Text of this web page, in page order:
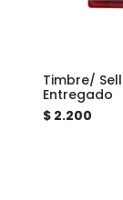
Timbre/
Entregado
$ 2.200